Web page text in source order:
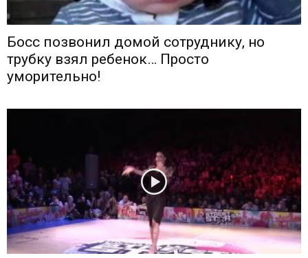
Босс позвонил домой сотруднику, но
трубку взял ребенок… Просто
уморительно!